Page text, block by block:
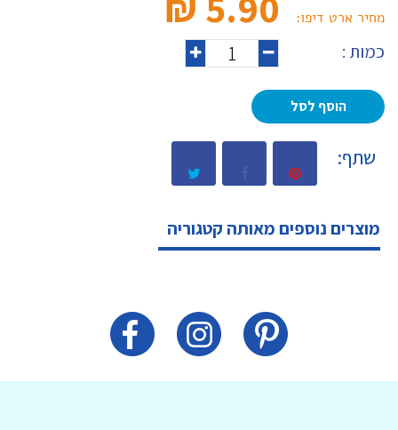
מחיר ארט דיפו:
כמות :
הוסף לסל
שתף:
מוצרים נוספים מאותה קטגוריה